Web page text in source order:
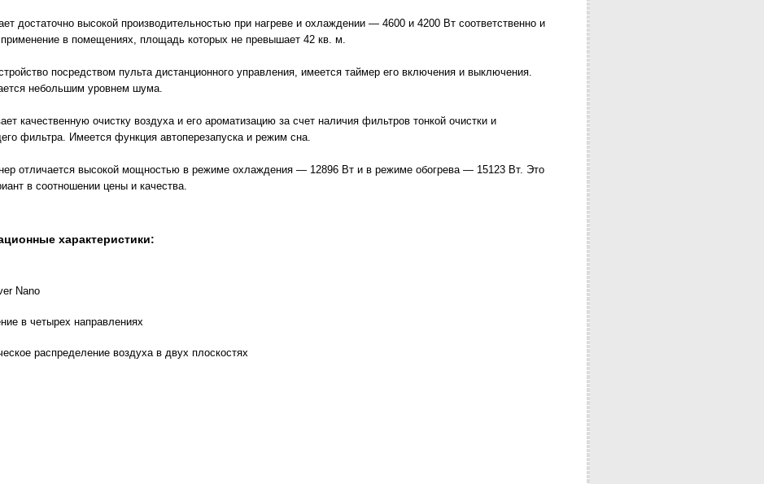
достаточно высокой производительностью при нагреве и охлаждении — 4600 и 4200 Вт соответственно и
применение в помещениях, площадь которых не превышает 42 кв. м.
посредством пульта дистанционного управления, имеется таймер его включения и выключения.
небольшим уровнем шума.
качественную очистку воздуха и его ароматизацию за счет наличия фильтров тонкой очистки и
фильтра. Имеется функция автоперезапуска и режим сна.
отличается высокой мощностью в режиме охлаждения — 12896 Вт и в режиме обогрева — 15123 Вт. Это
в соотношении цены и качества.
характеристики:
Nano
в четырех направлениях
распределение воздуха в двух плоскостях